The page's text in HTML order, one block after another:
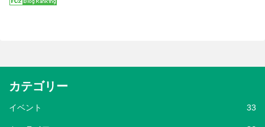
カテゴリー
イベント 33